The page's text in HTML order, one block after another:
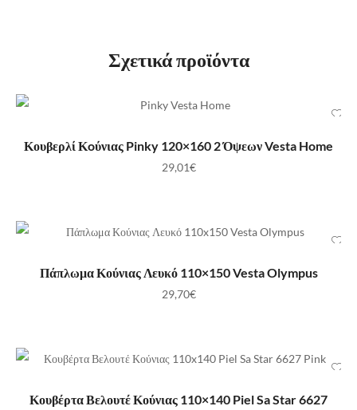
Σχετικά προϊόντα
ΠΡΟΣΘΉΚΗ ΣΤΟ ΚΑΛΆΘΙ
Κουβερλί Κoύνιας Pinky 120×160 2 Όψεων Vesta Home
29,01€
ΠΡΟΣΘΉΚΗ ΣΤΟ ΚΑΛΆΘΙ
Πάπλωμα Κούνιας Λευκό 110×150 Vesta Olympus
29,70€
ΠΡΟΣΘΉΚΗ ΣΤΟ ΚΑΛΆΘΙ
Κουβέρτα Βελουτέ Κούνιας 110×140 Piel Sa Star 6627